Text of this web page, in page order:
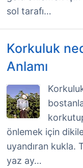
sol tarafı…
Korkuluk
Anlamı
önlemek için
uyandıran kukla.
yaz ay…